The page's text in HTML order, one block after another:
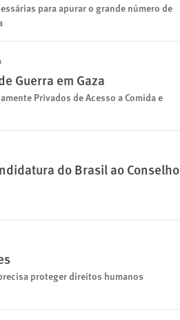
para apurar o grande número de
Guerra em Gaza
Privados de Acesso a Comida e
do Brasil ao Conselho
proteger direitos humanos